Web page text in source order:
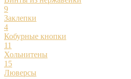
9
Заклепки
4
Кобурные кнопки
11
Хольнитены
15
Люверсы